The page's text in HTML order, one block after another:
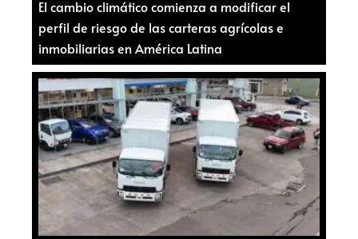
El cambio climático comienza a modificar el
perfil de riesgo de las carteras agrícolas e
inmobiliarias en América Latina